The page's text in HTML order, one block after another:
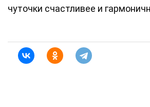
чуточки счастливее и